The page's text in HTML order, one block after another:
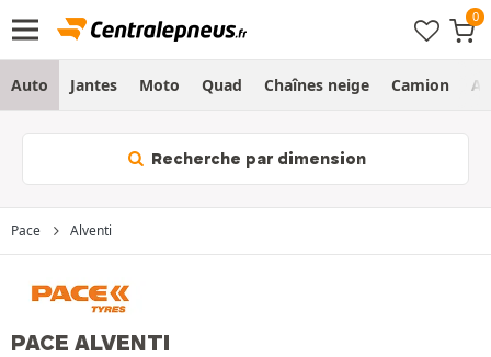
Auto Jantes Moto Quad Chaînes neige Camion
Recherche par dimension
Pace Alventi
PACE ALVENTI